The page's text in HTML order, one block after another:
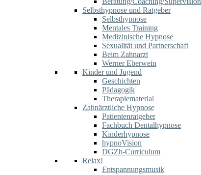
Selbsthypnose und Ratgeber
Selbsthypnose
Mentales Training
Medizinische Hypnose
Sexualität und Partnerschaft
Beim Zahnarzt
Werner Eberwein
Kinder und Jugend
Geschichten
Pädagogik
Therapiematerial
Zahnärztliche Hypnose
Patientenratgeber
Fachbuch Dentalhypnose
Kinderhypnose
hypnoVision
DGZh-Curriculum
Relax!
Entspannungsmusik